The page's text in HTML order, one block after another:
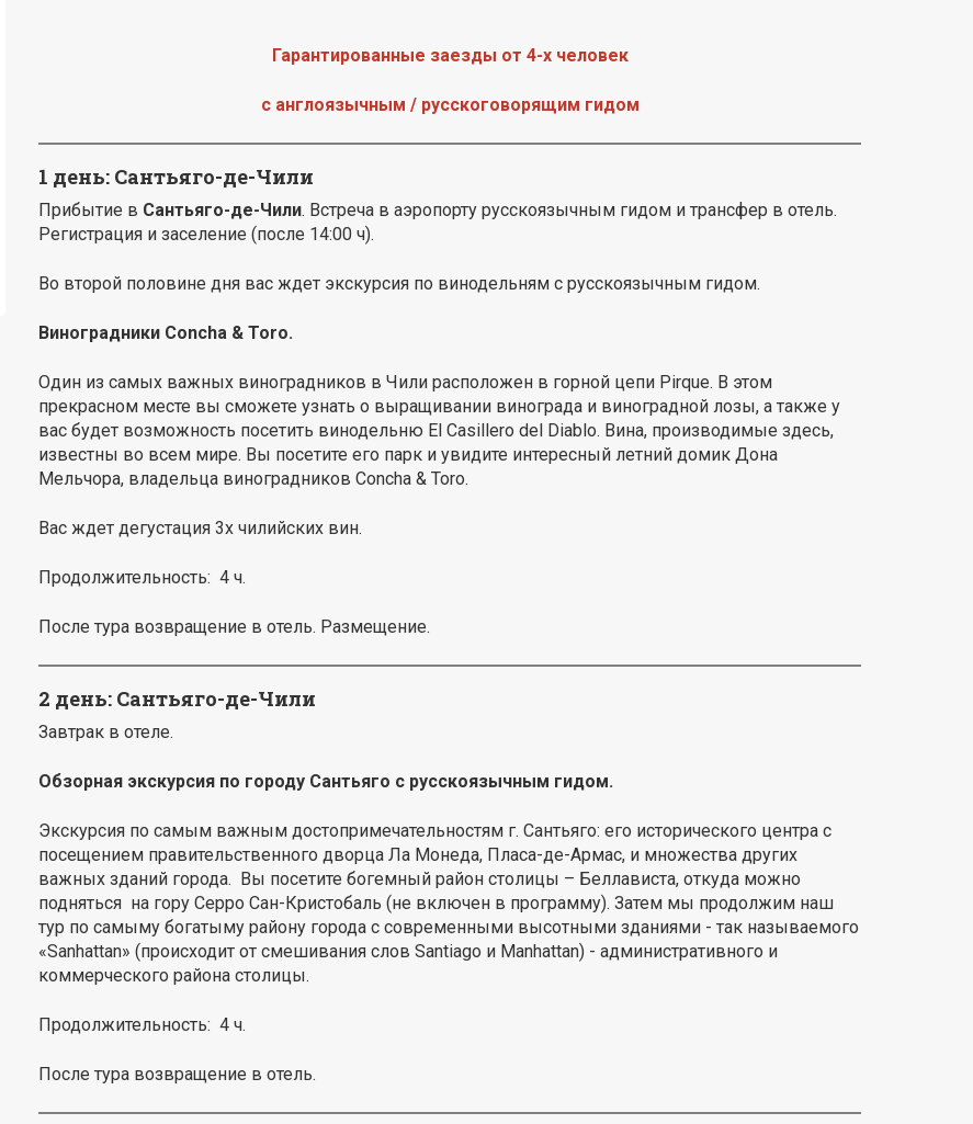
Гарантированные заезды от 4-х человек
с англоязычным / русскоговорящим гидом
1 день: Сантьяго-де-Чили
Прибытие в Сантьяго-де-Чили. Встреча в аэропорту русскоязычным гидом и трансфер в отель.
Регистрация и заселение (после 14:00 ч).
Во второй половине дня вас ждет экскурсия по винодельням с русскоязычным гидом.
Виноградники Concha & Toro.
Один из самых важных виноградников в Чили расположен в горной цепи Pirque. В этом
прекрасном месте вы сможете узнать о выращивании винограда и виноградной лозы, а также у
вас будет возможность посетить винодельню El Casillero del Diablo. Вина, производимые здесь,
известны во всем мире. Вы посетите его парк и увидите интересный летний домик Дона
Мельчора, владельца виноградников Concha & Toro.
Вас ждет дегустация 3х чилийских вин.
Продолжительность: 4 ч.
После тура возвращение в отель. Размещение.
2 день: Сантьяго-де-Чили
Завтрак в отеле.
Обзорная экскурсия по городу Сантьяго с русскоязычным гидом.
Экскурсия по самым важным достопримечательностям г. Сантьяго: его исторического центра с
посещением правительственного дворца Ла Монеда, Пласа-де-Армас, и множества других
важных зданий города. Вы посетите богемный район столицы – Беллависта, откуда можно
подняться на гору Серро Сан-Кристобаль (не включен в программу). Затем мы продолжим наш
тур по самыму богатыму району города с современными высотными зданиями - так называемого
«Sanhattan» (происходит от смешивания слов Santiago и Manhattan) - административного и
коммерческого района столицы.
Продолжительность: 4 ч.
После тура возвращение в отель.